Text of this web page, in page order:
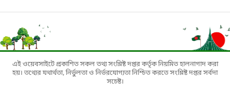
এই ওয়েবসাইটে প্রকাশিত সকল তথ্য সংশ্লিষ্ট দপ্তর কর্তৃক নিয়মিত হালনাগাদ করা
হয়। তথ্যের যথার্থতা, নির্ভুলতা ও নির্ভরযোগ্যতা নিশ্চিত করতে সংশ্লিষ্ট দপ্তর সর্বদা
সচেষ্ট।